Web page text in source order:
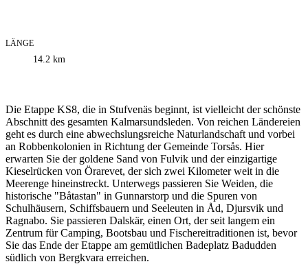
Informationen
zum
LÄNGE
14.2 km
Die Etappe KS8, die in Stufvenäs beginnt, ist vielleicht der schönste
Abschnitt des gesamten Kalmarsundsleden. Von reichen Ländereien
geht es durch eine abwechslungsreiche Naturlandschaft und vorbei
an Robbenkolonien in Richtung der Gemeinde Torsås. Hier
erwarten Sie der goldene Sand von Fulvik und der einzigartige
Kieselrücken von Örarevet, der sich zwei Kilometer weit in die
Meerenge hineinstreckt. Unterwegs passieren Sie Weiden, die
historische "Båtastan" in Gunnarstorp und die Spuren von
Schulhäusern, Schiffsbauern und Seeleuten in Åd, Djursvik und
Ragnabo. Sie passieren Dalskär, einen Ort, der seit langem ein
Zentrum für Camping, Bootsbau und Fischereitraditionen ist, bevor
Sie das Ende der Etappe am gemütlichen Badeplatz Badudden
südlich von Bergkvara erreichen.